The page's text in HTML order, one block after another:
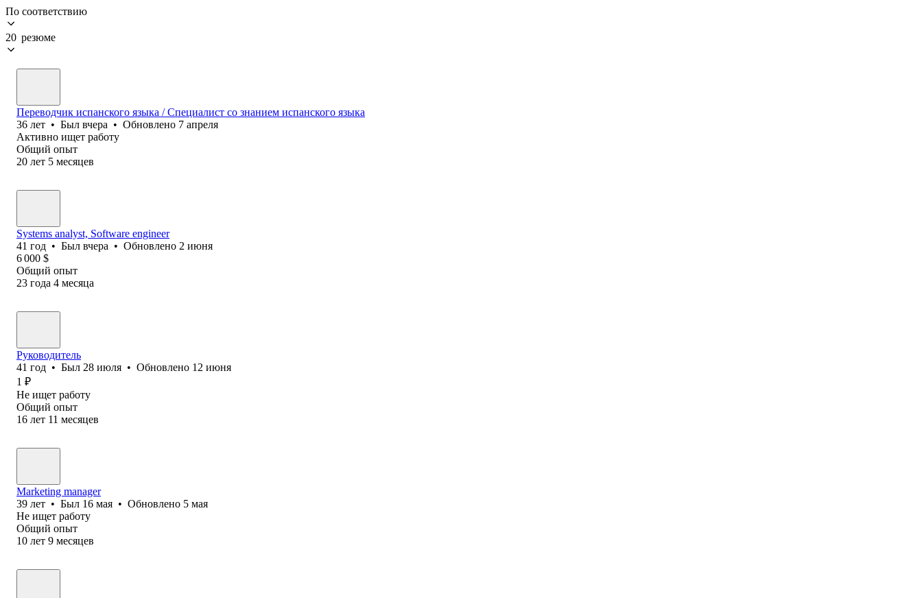
По соответствию
20 резюме
Переводчик испанского языка / Специалист со знанием испанского языка
36 лет • Был вчера • Обновлено 7 апреля
Активно ищет работу
Общий опыт
20 лет 5 месяцев
Systems analyst, Software еngineer
41 год • Был вчера • Обновлено 2 июня
6 000 $
Общий опыт
23 года 4 месяца
Руководитель
41 год • Был 28 июля • Обновлено 12 июня
1 ₽
Не ищет работу
Общий опыт
16 лет 11 месяцев
Marketing manager
39 лет • Был 16 мая • Обновлено 5 мая
Не ищет работу
Общий опыт
10 лет 9 месяцев